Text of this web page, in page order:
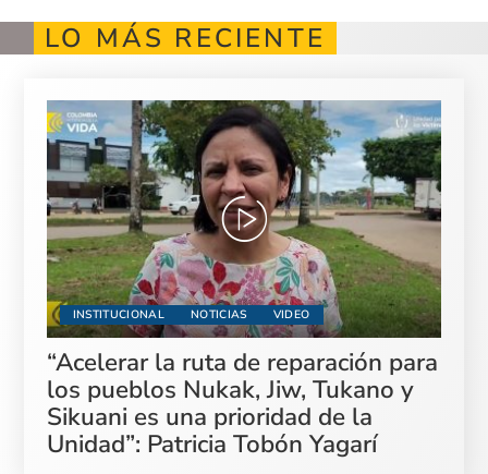
LO MÁS RECIENTE
INSTITUCIONAL NOTICIAS VIDEO
“Acelerar la ruta de reparación para
los pueblos Nukak, Jiw, Tukano y
Sikuani es una prioridad de la
Unidad”: Patricia Tobón Yagarí